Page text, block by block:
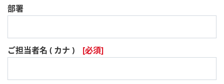
部署
ご担当者名 ( カナ )